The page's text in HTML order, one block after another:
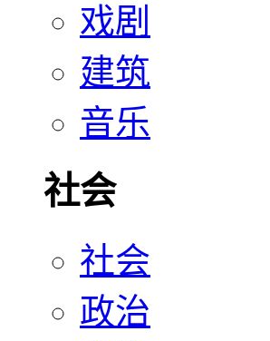
戏剧
建筑
音乐
社会
社会
政治